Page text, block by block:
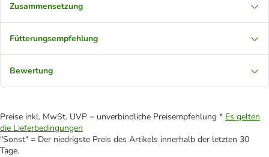
Zusammensetzung
Fütterungsempfehlung
Bewertung
Preise inkl. MwSt. UVP = unverbindliche Preisempfehlung * Es gelten
die Lieferbedingungen
"Sonst" = Der niedrigste Preis des Artikels innerhalb der letzten 30
Tage.